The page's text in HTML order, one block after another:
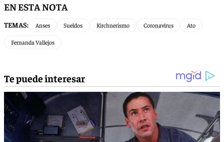
EN ESTA NOTA
TEMAS: Anses Sueldos Kirchnerismo Coronavirus Ato
Fernanda Vallejos